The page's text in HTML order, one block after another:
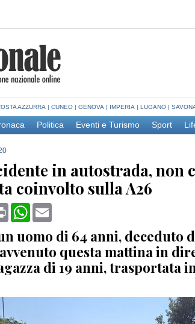
AZZURRA | CUNEO | GENOVA | IMPERIA | LUGANO |
Politica Eventi e Turismo Sport
in autostrada, non
coinvolto sulla A26
Print WhatsApp
uomo di 64 anni, deceduto
questa mattina in
di 19 anni, trasportata